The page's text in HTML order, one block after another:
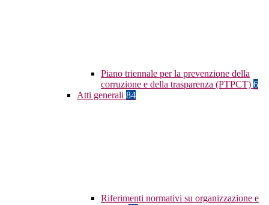
Piano triennale per la prevenzione della
corruzione e della trasparenza (PTPCT) 6
Atti generali 84
Riferimenti normativi su organizzazione e